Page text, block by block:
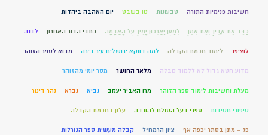
חשיבות פנימיות התורה טבעונות טו בשבט יום האהבה ביהדות
כַּבֵּד אֶת אָבִיךָ וְאֶת אִמֶּךָ - לְמַעַן יַאֲרִכוּן יָמֶיךָ עַל הָאֲדָמָה כתבי הדור האחרון לבנה
לוציפר לימוד חכמת הקבלה למה דווקא ירושלים עיר בירה מבוא לספר הזוהר
מדוע חטא גדול לא ללמוד קבלה מלאך החושך מסר יומי מהזוהר
מעלת וחשיבות לימוד ספר הזוהר מרן האביר יעקב נביא נברא נהר דינור
סיפורי חסידות ספרי בעל הסולם להורדה עלון בחכמת הקבלה
פג – מתן בסתר יכפה אף ציון הרמח"ל קבלה מעשית ספר הגורלות